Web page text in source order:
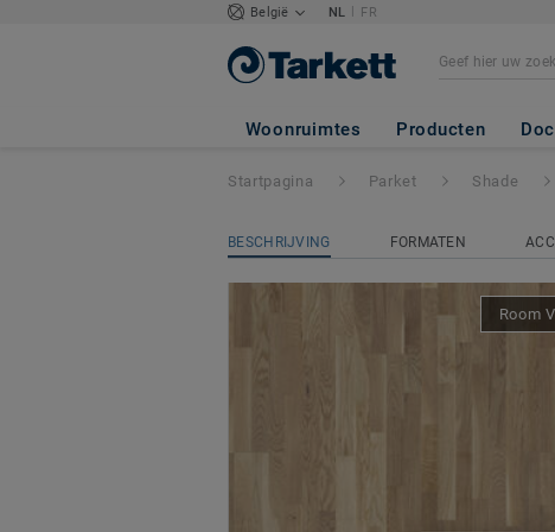
België NL | FR
Woonruimtes Producten
Shade - EIKEN
Startpagina Parket Shade
BESCHRIJVING FORMATEN
Room